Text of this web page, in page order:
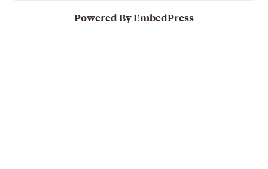
Powered By EmbedPress